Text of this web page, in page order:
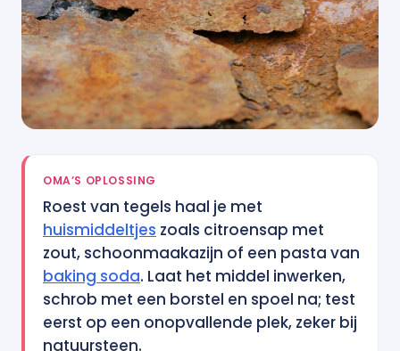
OMA’S OPLOSSING
Roest van tegels haal je met
huismiddeltjes zoals citroensap met
zout, schoonmaakazijn of een pasta van
baking soda. Laat het middel inwerken,
schrob met een borstel en spoel na; test
eerst op een onopvallende plek, zeker bij
natuursteen.